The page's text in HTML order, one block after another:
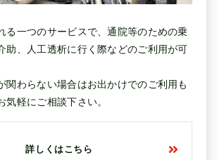
る一つのサービスで、通院等のための乗
助、人工透析に行く際などのご利用が可
関わらない場合はお出かけでのご利用も
気軽にご相談下さい。
詳しくはこちら